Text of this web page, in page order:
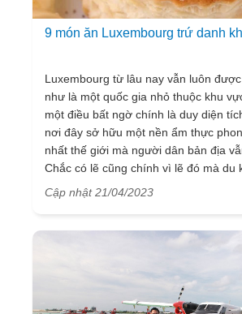
9 món ăn Luxembourg trứ danh
Luxembourg từ lâu nay vẫn luôn
như là một quốc gia nhỏ thuộc khu
một điều bất ngờ chính là duy diện
nơi đây sở hữu một nền ẩm thực
nhất thế giới mà người dân bản địa
Chắc có lẽ cũng chính vì lẽ đó mà du
ngày nay vẫn thường chọn
món ăn Luxembourg nổi tiếng nhất.
travel tìm hiểu xem thử đó là những
nào qua bài viết dưới đây mọi người
Cập nhật 21/04/2023